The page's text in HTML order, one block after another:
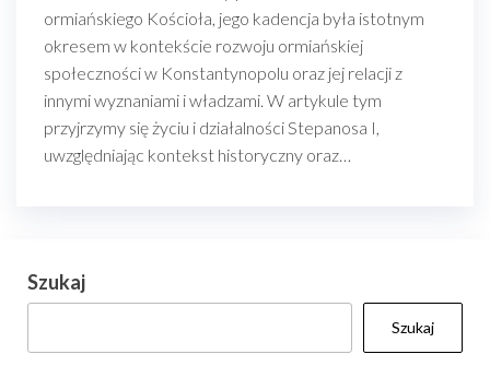
ormiańskiego Kościoła, jego kadencja była istotnym
okresem w kontekście rozwoju ormiańskiej
społeczności w Konstantynopolu oraz jej relacji z
innymi wyznaniami i władzami. W artykule tym
przyjrzymy się życiu i działalności Stepanosa I,
uwzględniając kontekst historyczny oraz…
Szukaj
Szukaj